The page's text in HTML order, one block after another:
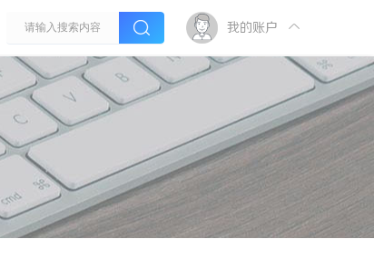
我的账户